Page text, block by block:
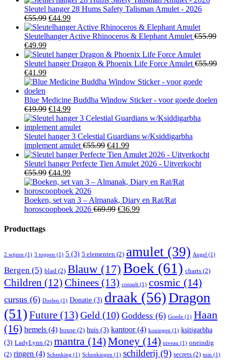
Sleutel hanger 28 Hums Safety Talisman Amulet - 2026
€55.99 Oorspronkelijke
prijs
was:
€44.99Huidige
prijs
is:
Sleutelhanger Active Rhinoceros & Elephant Amulet €55.99
Oorspronkelijke
prijs
was:
€55.99.
€49.99Huidige
prijs
is:
€49.99.
Sleutel hanger Dragon & Phoenix Life Force Amulet €55.99
Oorspronkelijke
prijs
was:
€55.99.
€41.99Huidige
prijs
€41.99.
Blue Medicine Buddha Window Sticker - voor goede doelen
€19.99 Oorspronkelijke
prijs
was:
€19.99.
€14.99Huidige
prijs
is:
€14.99.
Sleutel hanger 3 Celestial Guardians w/Ksiddigarbha
implement amulet €55.99 Oorspronkelijke
prijs
was:
€41.99Huidige
prijs
is:
Sleutel hanger Perfecte Tien Amulet 2026 - Uitverkocht
€55.99 Oorspronkelijke
prijs
was:
€55.99.
€44.99Huidige
prijs
is:
€44.99.
Boeken, set van 3 – Almanak, Diary en Rat/Rat
horoscoopboek 2026 €69.99 Oorspronkelijke
€36.99Huidige
Producttags
2 wijzen (1) 3 toppen (1) 5 (3) 5 elementen (2) amulet (39) Angel (1)
Bergen (5) blad (2) Blauw (17) Boek (61) charts (2)
Children (12) Chinees (13) consult (1) cosmic (14)
cursus (6) Doelen (1) Donatie (3) draak (56)Dragon
(51) Future (13) Geld (10) Goddess (6) Goede (1) Haan
(16) hemels (4) house (2) huis (3) kantoor(4) koningen (1) ksitigarbha
(3) LadyLynn (2) mantra (14)Money (14) niveau (1) oneindig
(2) ringen (4) Schenking (1) Schenkingen (1) schilderij (9) secrets (2) tuin (1)